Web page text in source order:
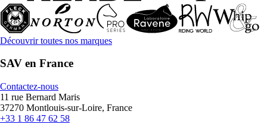
Découvrir toutes nos marques
SAV en France
Contactez-nous
11 rue Bernard Maris
37270 Montlouis-sur-Loire, France
+33 1 86 47 62 58